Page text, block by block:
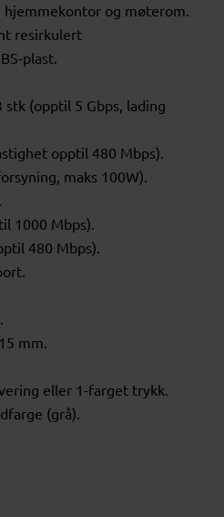
og møterom.
resirkulert
plast.
stk (opptil 5 Gbps, lading
opptil 480 Mbps).
maks 100W).
1000 Mbps).
480 Mbps).
mm.
eller 1-farget trykk.
(grå).